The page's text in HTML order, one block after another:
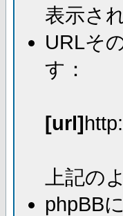
表示さ
URLそ
す：
[url]
上記の
phpBB